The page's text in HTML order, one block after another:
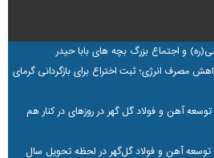
و اجتماع بزرگ بچه های بابا حیدر
مصرف انرژی؛ ثبت اختراع برای بازگردانی گرمای
آهن و فولاد گل گهر در روزهای در کنار هم
آهن و فولاد گل‌گهر در لحظه تحویل سال